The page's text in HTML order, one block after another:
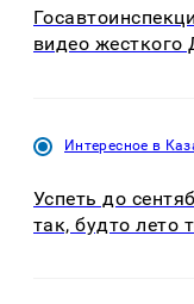
видео жесткого
Интересное в
Успеть до
так, будто лето